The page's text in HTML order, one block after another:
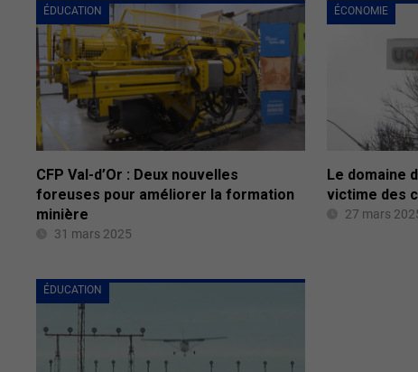
ÉDUCATION
CFP Val-d’Or : Deux nouvelles
foreuses pour améliorer la formation
minière
31 mars 2025
ÉCONOMIE
Le domaine
victime des
27 mars
ÉDUCATION